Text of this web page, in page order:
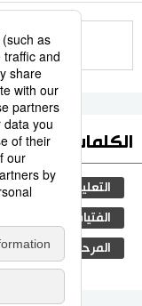
الكلمات الأكثر
التعليم الياباني
الفتيات
المرحلة الابتدائية